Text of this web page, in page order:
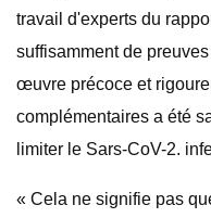
travail d'experts du
suffisamment de
œuvre précoce et
complémentaires a été
limiter le Sars-CoV-2.
« Cela ne signifie pas